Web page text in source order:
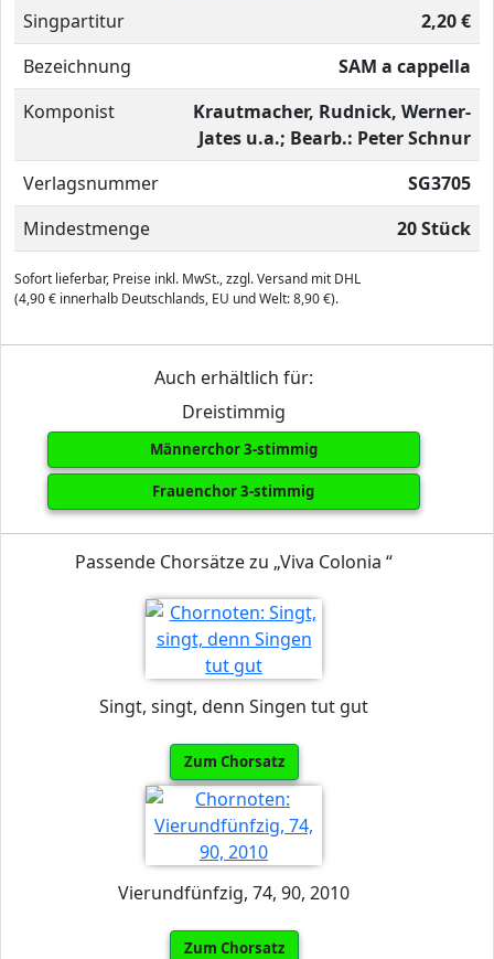
Singpartitur
2,20 €
Bezeichnung
SAM a cappella
Komponist
Krautmacher, Rudnick, Werner-
Jates u.a.; Bearb.: Peter Schnur
Verlagsnummer
SG3705
Mindestmenge
20 Stück
Sofort lieferbar, Preise inkl. MwSt., zzgl. Versand mit DHL
(4,90 € innerhalb Deutschlands, EU und Welt: 8,90 €).
Auch erhältlich für:
Dreistimmig
Männerchor 3-stimmig
Frauenchor 3-stimmig
Passende Chorsätze zu „Viva Colonia “
Singt, singt, denn Singen tut gut
Zum Chorsatz
Vierundfünfzig, 74, 90, 2010
Zum Chorsatz